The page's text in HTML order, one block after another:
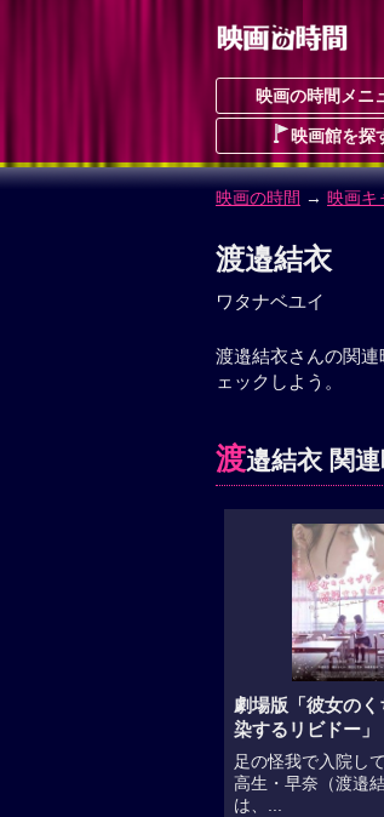
映画の時間メニ
映画館を探
映画の時間 → 映画キ
渡邉結衣
ワタナベユイ
渡邉結衣さんの関
ェックしよう。
渡邉結衣 関
劇場版「彼女のく
染するリビドー」
足の怪我で入院し
高生・早奈（渡邉結
は、...